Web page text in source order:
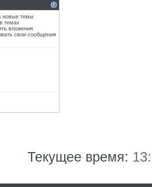
новые темы
темах
вложения
свои сообщения
Текущее время: